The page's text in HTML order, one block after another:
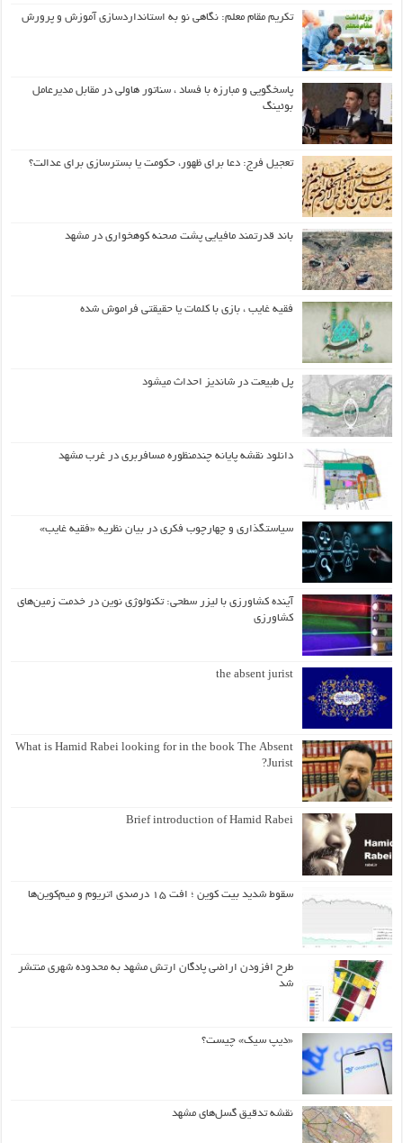
تکریم مقام معلم: نگاهی نو به استانداردسازی آموزش و پرورش
پاسخگویی و مبارزه با فساد ، سناتور هاولی در مقابل مدیرعامل
بوئینگ
تعجیل فرج: دعا برای ظهور، حکومت یا بسترسازی برای عدالت؟
باند قدرتمند مافیایی پشت صحنه کوهخواری در مشهد
فقیه غایب ، بازی با کلمات یا حقیقتی فراموش شده
پل طبیعت در شاندیز احداث میشود
دانلود نقشه پایانه چندمنظوره مسافربری در غرب مشهد
سیاستگذاری و چهارچوب فکری در بیان نظریه «فقیه غایب»
آینده کشاورزی با لیزر سطحی: تکنولوژی نوین در خدمت زمین‌های
کشاورزی
the absent jurist
What is Hamid Rabei looking for in the book The Absent
Jurist?
Brief introduction of Hamid Rabei
سقوط شدید بیت کوین ؛ افت ۱۵ درصدی اتریوم و میم‌کوین‌ها
طرح افزودن اراضی پادگان ارتش مشهد به محدوده شهری منتشر
شد
«دیپ سیک» چیست؟
نقشه تدقیق گسل‌های مشهد